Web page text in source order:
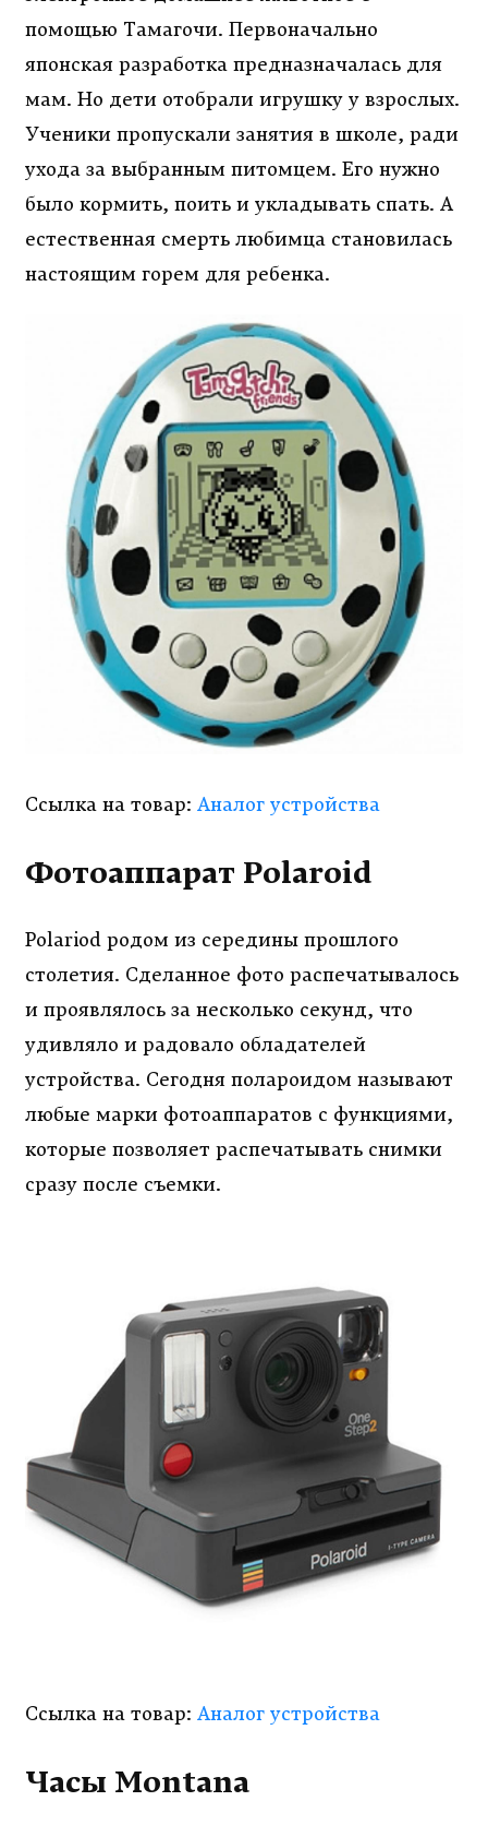
помощью Тамагочи. Первоначально
японская разработка предназначалась для
мам. Но дети отобрали игрушку у взрослых.
Ученики пропускали занятия в школе, ради
ухода за выбранным питомцем. Его нужно
было кормить, поить и укладывать спать. А
естественная смерть любимца становилась
настоящим горем для ребенка.
Ссылка на товар: Аналог устройства
Фотоаппарат Polaroid
Polariod родом из середины прошлого
столетия. Сделанное фото распечатывалось
и проявлялось за несколько секунд, что
удивляло и радовало обладателей
устройства. Сегодня полароидом называют
любые марки фотоаппаратов с функциями,
которые позволяет распечатывать снимки
сразу после съемки.
Ссылка на товар: Аналог устройства
Часы Montana